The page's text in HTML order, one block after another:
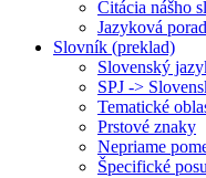
Citácia nášho
Jazyková
Slovník (preklad)
Slovenský
SPJ ->
Tematické
Prstové znaky
Nepriame
Špecifické